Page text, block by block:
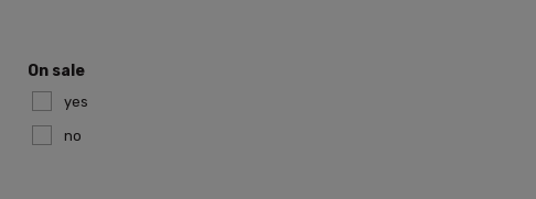
On sale
yes
no